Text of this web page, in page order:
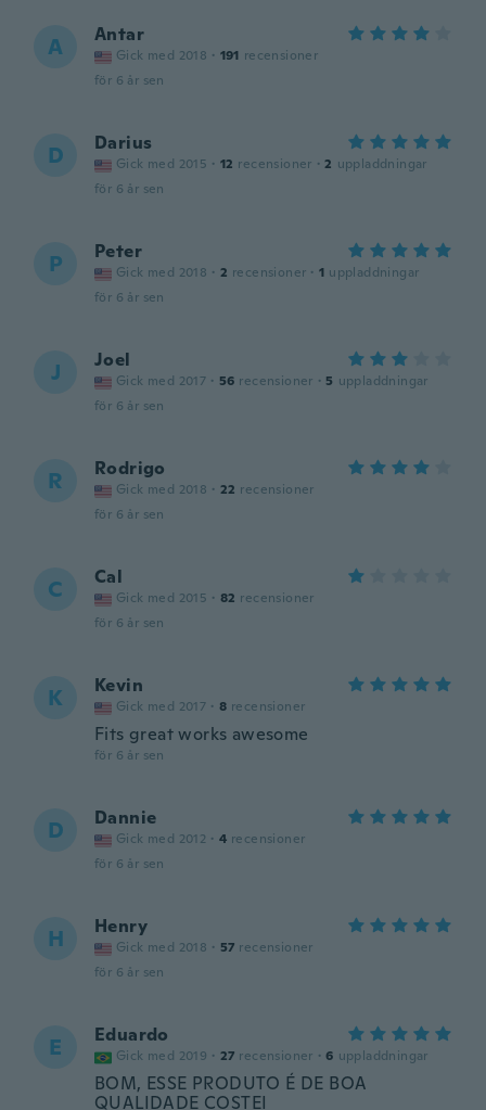
A Antar
Gick med 2018 · 191 recensioner
för 6 år sen
D Darius
Gick med 2015 · 12 recensioner · 2 uppladdningar
för 6 år sen
P Peter
Gick med 2018 · 2 recensioner · 1 uppladdningar
för 6 år sen
J Joel
Gick med 2017 · 56 recensioner · 5 uppladdningar
för 6 år sen
R Rodrigo
Gick med 2018 · 22 recensioner
för 6 år sen
C Cal
Gick med 2015 · 82 recensioner
för 6 år sen
K Kevin
Gick med 2017 · 8 recensioner
Fits great works awesome
för 6 år sen
D Dannie
Gick med 2012 · 4 recensioner
för 6 år sen
H Henry
Gick med 2018 · 57 recensioner
för 6 år sen
E Eduardo
Gick med 2019 · 27 recensioner · 6 uppladdningar
BOM, ESSE PRODUTO É DE BOA
QUALIDADE COSTEI